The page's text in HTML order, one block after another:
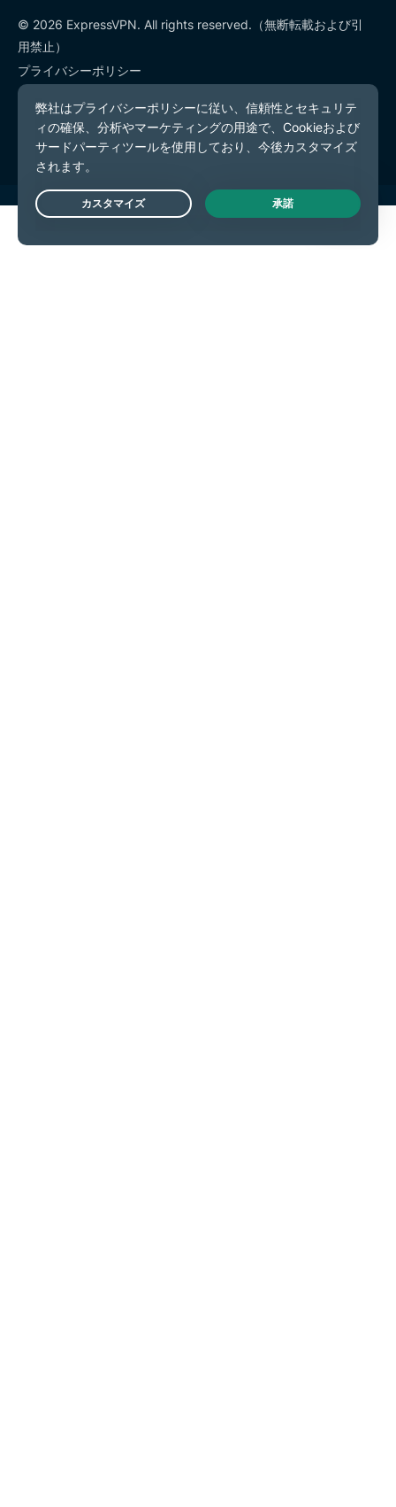
© 2026 ExpressVPN. All rights reserved.（無断転載および引
用禁止）
プライバシーポリシー
利用規約
Cookieの設定
Live Chat